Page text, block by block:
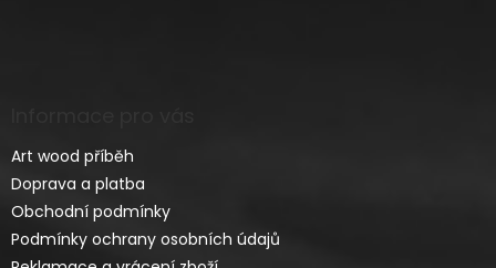
Art wood příběh
Doprava a platba
Obchodní podmínky
Podmínky ochrany osobních údajů